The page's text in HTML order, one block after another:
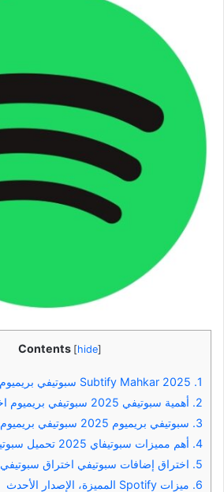
Contents [hide]
1.
2. أهمية سبوتيفي 2025 سبوتيفي بريميوم اختراق
3. سبوتيفي بريميوم 2025 سبوتيفي بريميوم اخترق سبوتيفي
4. أهم مميزات سبوتيفاي 2025 تحميل سبوتيفاي مهكرة
5. اختراق إضافات سبوتيفي اختراق سبوتيفي
6. ميزات Spotify المميزة، الإصدار الأحدث